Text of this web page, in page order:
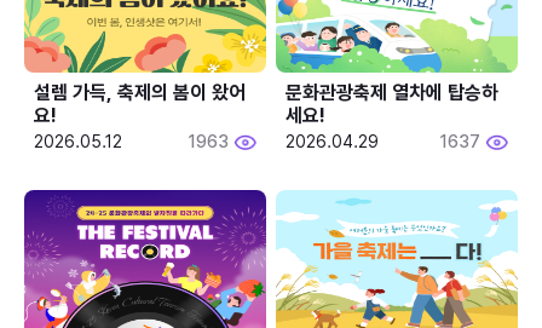
설렘 가득, 축제의 봄이 왔어
요!
2026.05.12 1963
문화관광축제 열차에 탑승하
세요!
2026.04.29 1637